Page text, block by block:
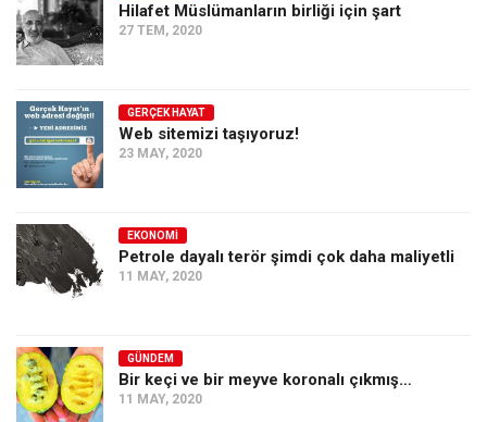
Hilafet Müslümanların birliği için şart
27 TEM, 2020
GERÇEK HAYAT
Web sitemizi taşıyoruz!
23 MAY, 2020
EKONOMI
Petrole dayalı terör şimdi çok daha maliyetli
11 MAY, 2020
GÜNDEM
Bir keçi ve bir meyve koronalı çıkmış…
11 MAY, 2020